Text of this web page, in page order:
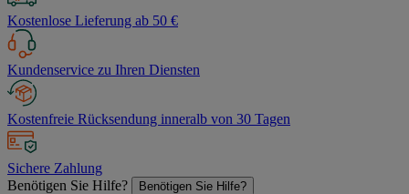
Kostenlose Lieferung ab 50 €
Kundenservice zu Ihren Diensten
Kostenfreie Rücksendung inneralb von 30 Tagen
Sichere Zahlung
Benötigen Sie Hilfe?
Benötigen Sie Hilfe?